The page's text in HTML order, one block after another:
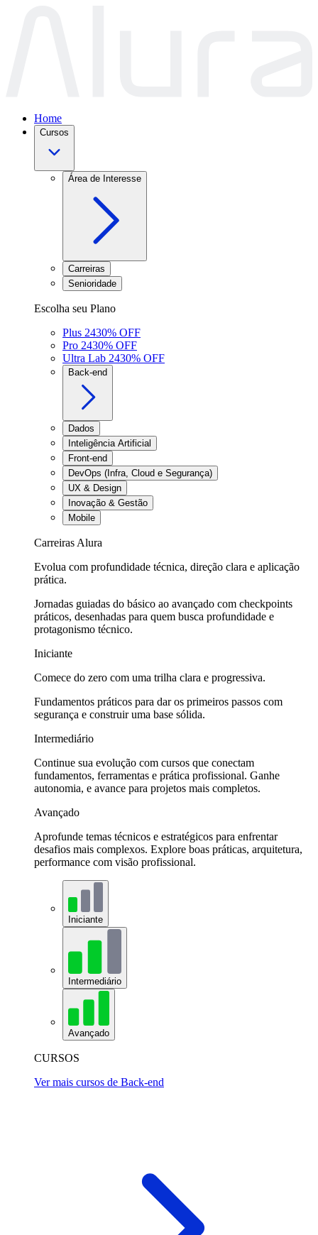
Home
Cursos
Área de Interesse
Carreiras
Senioridade
Escolha seu Plano
Plus 2430% OFF
Pro 2430% OFF
Ultra Lab 2430% OFF
Back-end
Dados
Inteligência Artificial
Front-end
DevOps (Infra, Cloud e Segurança)
UX & Design
Inovação & Gestão
Mobile
Carreiras Alura
Evolua com profundidade técnica, direção clara e aplicação
prática.
Jornadas guiadas do básico ao avançado com checkpoints
práticos, desenhadas para quem busca profundidade e
protagonismo técnico.
Iniciante
Comece do zero com uma trilha clara e progressiva.
Fundamentos práticos para dar os primeiros passos com
segurança e construir uma base sólida.
Intermediário
Continue sua evolução com cursos que conectam
fundamentos, ferramentas e prática profissional. Ganhe
autonomia, e avance para projetos mais completos.
Avançado
Aprofunde temas técnicos e estratégicos para enfrentar
desafios mais complexos. Explore boas práticas, arquitetura,
performance com visão profissional.
Iniciante
Intermediário
Avançado
CURSOS
Ver mais cursos de Back-end